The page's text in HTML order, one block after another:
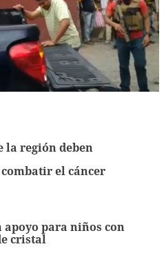
la región deben
el cáncer
apoyo para niños con
cristal